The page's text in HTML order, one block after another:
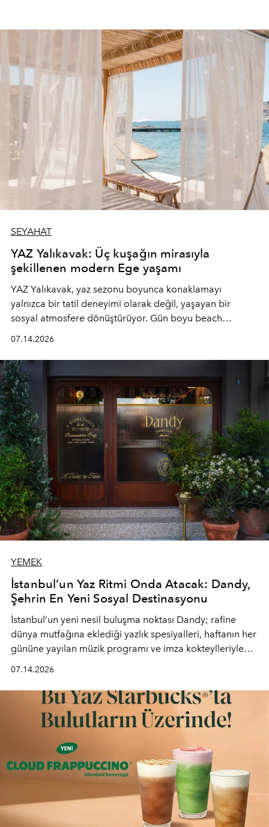
SEYAHAT
YAZ Yalıkavak: Üç kuşağın mirasıyla
şekillenen modern Ege yaşamı
YAZ Yalıkavak, yaz sezonu boyunca konaklamayı
yalnızca bir tatil deneyimi olarak değil, yaşayan bir
sosyal atmosfere dönüştürüyor. Gün boyu beach
mutfağını modern dokunuşlarla müzikle buluşturan
tematik gastronomi geceleri misafirlerle buluşuyor.
Paylaşıma, lezzete ve müziğe odaklanan bu özel
akşamlar, YAZ’ın sade lüks anlayışını gün batımından
geceye taşıyarak her hafta farklı bir deneyim sunuyor.
07.14.2026
YEMEK
İstanbul’un Yaz Ritmi Onda Atacak: Dandy,
Şehrin En Yeni Sosyal Destinasyonu
İstanbul’un yeni nesil buluşma noktası Dandy; rafine
dünya mutfağına eklediği yazlık spesiyalleri, haftanın her
gününe yayılan müzik programı ve imza kokteylleriyle
lüks" anlayışıyla buluşturan mekan; gurme lezzetleri, iyi
müziği ve açık havadaki özel puro alanını tek bir çatı
altında sunuyor.
07.14.2026